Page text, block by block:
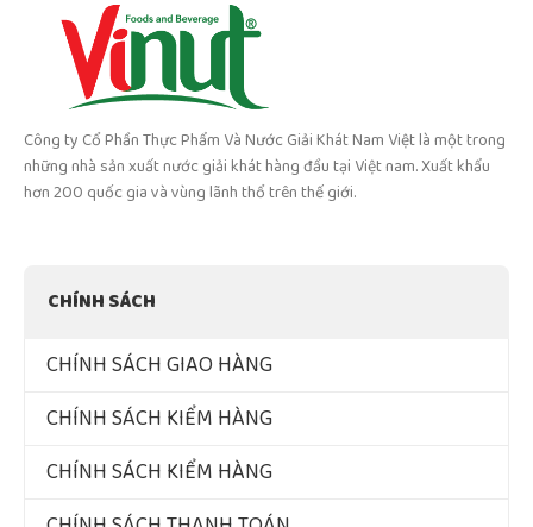
Công ty Cổ Phần Thực Phẩm Và Nước Giải Khát Nam Việt là một trong
những nhà sản xuất nước giải khát hàng đầu tại Việt nam. Xuất khẩu
hơn 200 quốc gia và vùng lãnh thổ trên thế giới.
CHÍNH SÁCH
CHÍNH SÁCH GIAO HÀNG
CHÍNH SÁCH KIỂM HÀNG
CHÍNH SÁCH KIỂM HÀNG